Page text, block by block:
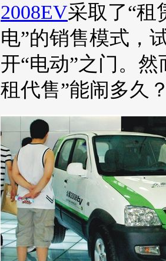
2008EV采取了“租
电”的销售模式，
开“电动”之门。然
租代售”能闹多久